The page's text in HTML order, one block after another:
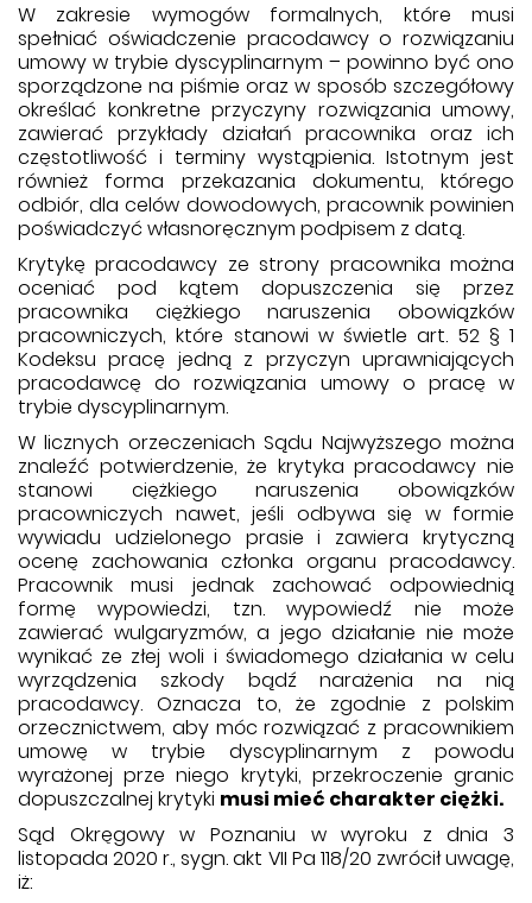
W zakresie wymogów formalnych, które musi
spełniać oświadczenie pracodawcy o rozwiązaniu
umowy w trybie dyscyplinarnym – powinno być ono
sporządzone na piśmie oraz w sposób szczegółowy
określać konkretne przyczyny rozwiązania umowy,
zawierać przykłady działań pracownika oraz ich
częstotliwość i terminy wystąpienia. Istotnym jest
również forma przekazania dokumentu, którego
odbiór, dla celów dowodowych, pracownik powinien
poświadczyć własnoręcznym podpisem z datą.
Krytykę pracodawcy ze strony pracownika można
oceniać pod kątem dopuszczenia się przez
pracownika ciężkiego naruszenia obowiązków
pracowniczych, które stanowi w świetle art. 52 § 1
Kodeksu pracę jedną z przyczyn uprawniających
pracodawcę do rozwiązania umowy o pracę w
trybie dyscyplinarnym.
W licznych orzeczeniach Sądu Najwyższego można
znaleźć potwierdzenie, że krytyka pracodawcy nie
stanowi ciężkiego naruszenia obowiązków
pracowniczych nawet, jeśli odbywa się w formie
wywiadu udzielonego prasie i zawiera krytyczną
ocenę zachowania członka organu pracodawcy.
Pracownik musi jednak zachować odpowiednią
formę wypowiedzi, tzn. wypowiedź nie może
zawierać wulgaryzmów, a jego działanie nie może
wynikać ze złej woli i świadomego działania w celu
wyrządzenia szkody bądź narażenia na nią
pracodawcy. Oznacza to, że zgodnie z polskim
orzecznictwem, aby móc rozwiązać z pracownikiem
umowę w trybie dyscyplinarnym z powodu
wyrażonej prze niego krytyki, przekroczenie granic
dopuszczalnej krytyki musi mieć charakter ciężki.
Sąd Okręgowy w Poznaniu w wyroku z dnia 3
listopada 2020 r., sygn. akt VII Pa 118/20 zwrócił uwagę,
iż: